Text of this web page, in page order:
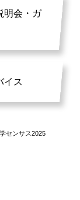
明会・ガ
イス
センサス2025